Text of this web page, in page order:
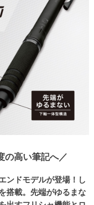
の高い筆記へ／
ンドモデルが登場！し
搭載。先端がゆるまな